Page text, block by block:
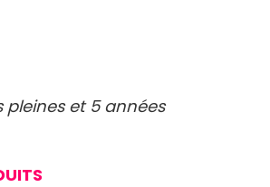
et 5 années